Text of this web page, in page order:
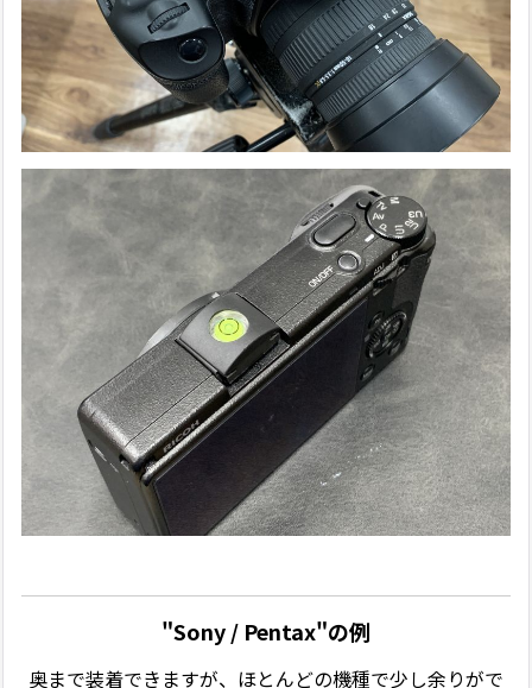
"Sony / Pentax"の例
奥まで装着できますが、ほとんどの機種で少し余りがで